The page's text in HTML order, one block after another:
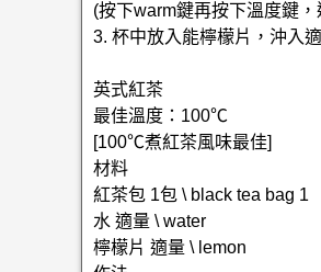
(按下warm鍵再按下溫度鍵
3. 杯中放入能檸檬片，沖入
英式紅茶
最佳溫度：100℃
[100℃煮紅茶風味最佳]
材料
紅茶包 1包 \ black tea bag 1
水 適量 \ water
檸檬片 適量 \ lemon